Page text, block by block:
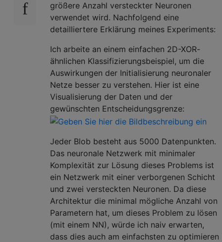
größere Anzahl versteckter Neuronen
verwendet wird. Nachfolgend eine
detailliertere Erklärung meines Experiments:
Ich arbeite an einem einfachen 2D-XOR-
ähnlichen Klassifizierungsbeispiel, um die
Auswirkungen der Initialisierung neuronaler
Netze besser zu verstehen. Hier ist eine
Visualisierung der Daten und der
gewünschten Entscheidungsgrenze:
Jeder Blob besteht aus 5000 Datenpunkten.
Das neuronale Netzwerk mit minimaler
Komplexität zur Lösung dieses Problems ist
ein Netzwerk mit einer verborgenen Schicht
und zwei versteckten Neuronen. Da diese
Architektur die minimal mögliche Anzahl von
Parametern hat, um dieses Problem zu lösen
(mit einem NN), würde ich naiv erwarten,
dass dies auch am einfachsten zu optimieren